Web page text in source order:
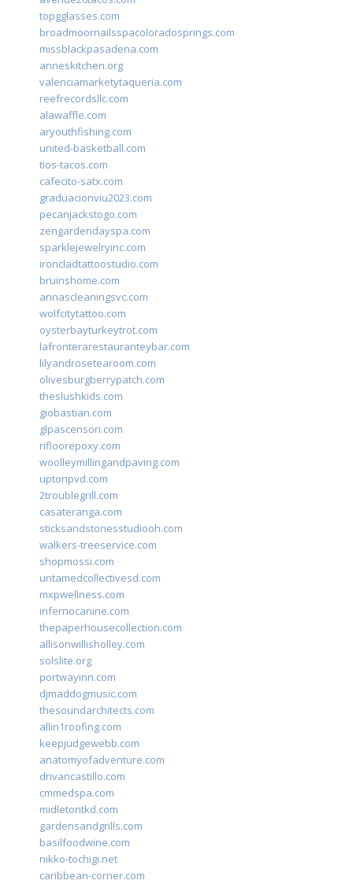
topgglasses.com
broadmoornailsspacoloradosprings.com
missblackpasadena.com
anneskitchen.org
valenciamarketytaqueria.com
reefrecordsllc.com
alawaffle.com
aryouthfishing.com
united-basketball.com
tios-tacos.com
cafecito-satx.com
graduacionviu2023.com
pecanjackstogo.com
zengardendayspa.com
sparklejewelryinc.com
ironcladtattoostudio.com
bruinshome.com
annascleaningsvc.com
wolfcitytattoo.com
oysterbayturkeytrot.com
lafronterarestauranteybar.com
lilyandrosetearoom.com
olivesburgberrypatch.com
theslushkids.com
giobastian.com
glpascensori.com
rifloorepoxy.com
woolleymillingandpaving.com
uptonpvd.com
2troublegrill.com
casateranga.com
sticksandstonesstudiooh.com
walkers-treeservice.com
shopmossi.com
untamedcollectivesd.com
mxpwellness.com
infernocanine.com
thepaperhousecollection.com
allisonwillisholley.com
solslite.org
portwayinn.com
djmaddogmusic.com
thesoundarchitects.com
allin1roofing.com
keepjudgewebb.com
anatomyofadventure.com
drivancastillo.com
cmmedspa.com
midletontkd.com
gardensandgrills.com
basilfoodwine.com
nikko-tochigi.net
caribbean-corner.com